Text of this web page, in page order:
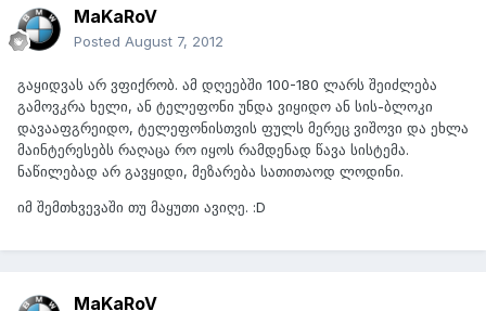
MaKaRoV
Posted August 7, 2012
გაყიდვას არ ვფიქრობ. ამ დღეებში 100-180 ლარს შეიძლება
გამოვკრა ხელი, ან ტელეფონი უნდა ვიყიდო ან სის-ბლოკი
დავააფგრეიდო, ტელეფონისთვის ფულს მერეც ვიშოვი და ეხლა
მაინტერესებს რაღაცა რო იყოს რამდენად წავა სისტემა.
ნაწილებად არ გავყიდი, მეზარება სათითაოდ ლოდინი.
იმ შემთხვევაში თუ მაყუთი ავიღე. :D
MaKaRoV